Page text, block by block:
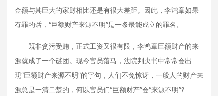
金额与其巨大的家财相比还是有很大差距。因此，李鸿章如果
有罪的话，“巨额财产来源不明”是一条最能成立的罪名。
既非贪污受贿，正式工资又很有限，李鸿章巨额财产的来
源就成了一个谜团。现今官员落马，法院判决书中常常会出
现“巨额财产来源不明”的字句，人们不免惊讶，一般人的财产来
源总是一清二楚的，何以官员们“巨额财产”会“来源不明”?